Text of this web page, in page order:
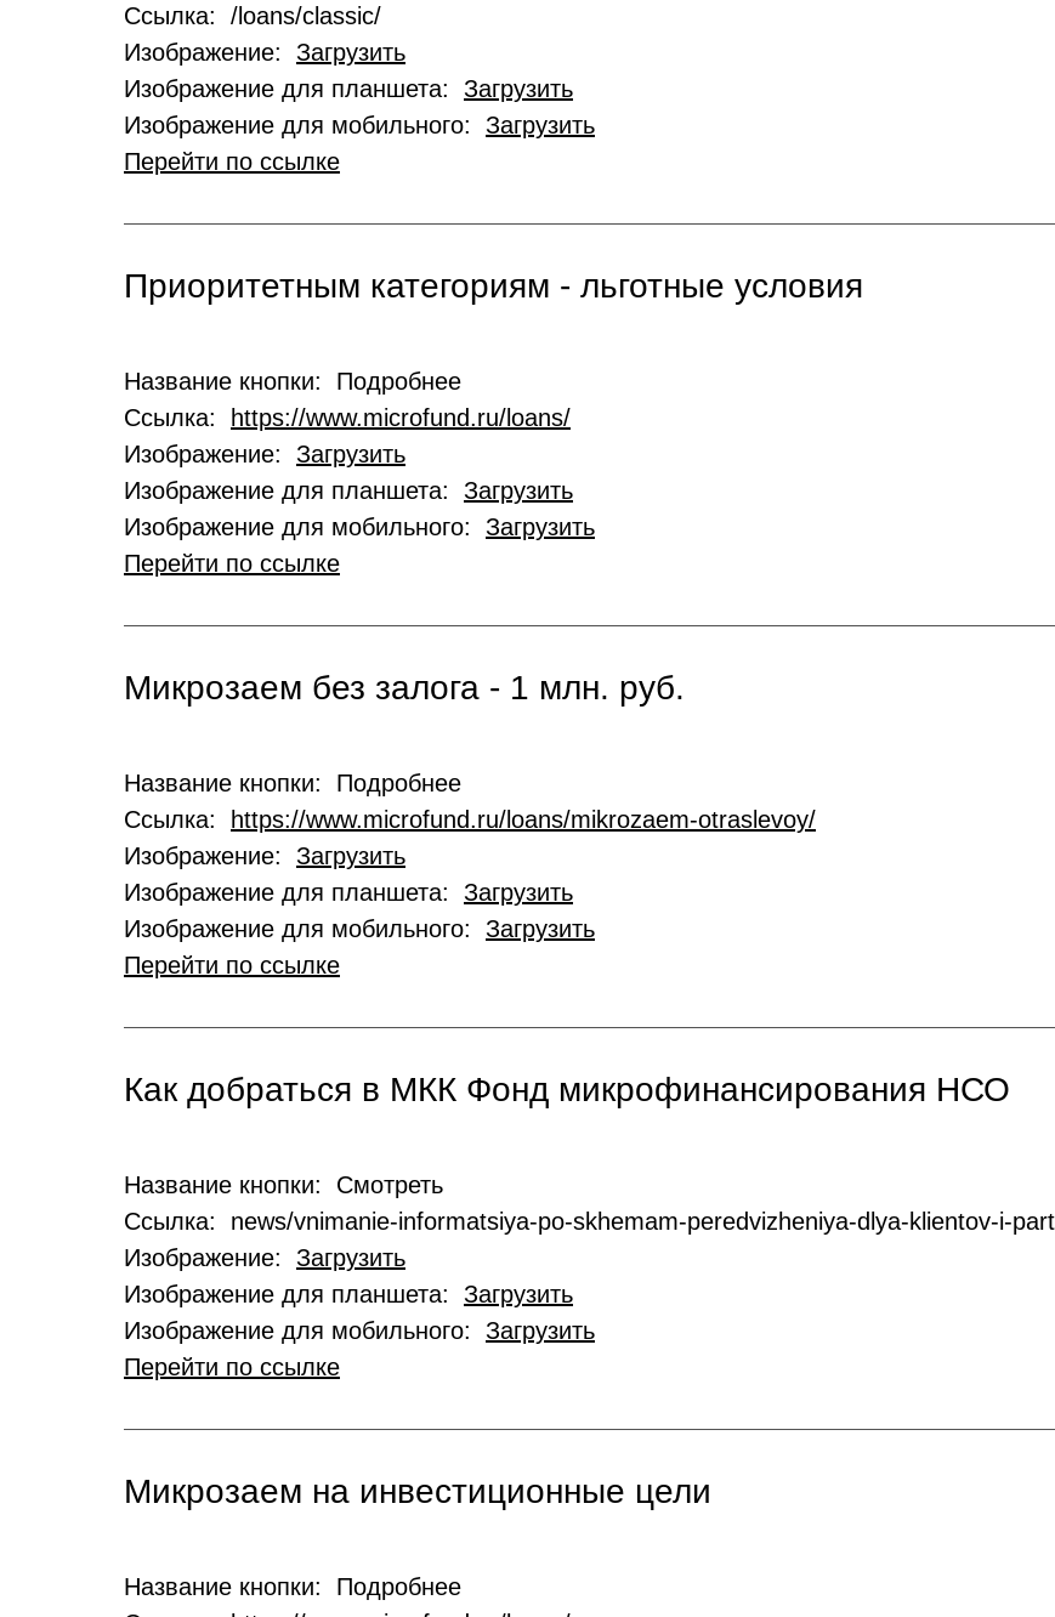
Ссылка: /loans/classic/
Изображение: Загрузить
Изображение для планшета: Загрузить
Изображение для мобильного: Загрузить
Перейти по ссылке
Приоритетным категориям - льготные условия
Название кнопки: Подробнее
Ссылка:
https://www.microfund.ru/loans/
Изображение: Загрузить
Изображение для планшета: Загрузить
Изображение для мобильного: Загрузить
Перейти по ссылке
Микрозаем без залога - 1 млн. руб.
Название кнопки: Подробнее
Ссылка:
https://www.microfund.ru/loans/mikrozaem-otraslevoy/
Изображение: Загрузить
Изображение для планшета: Загрузить
Изображение для мобильного: Загрузить
Перейти по ссылке
Как добраться в МКК Фонд микрофинансирования НСО
Название кнопки: Смотреть
Ссылка: news/vnimanie-informatsiya-po-skhemam-peredvizheniya-dlya-klientov-i-
Изображение: Загрузить
Изображение для планшета: Загрузить
Изображение для мобильного: Загрузить
Перейти по ссылке
Микрозаем на инвестиционные цели
Название кнопки: Подробнее